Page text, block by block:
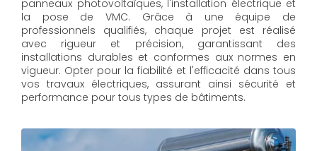
panneaux photovoltaïques, l'installation électrique et
la pose de VMC. Grâce à une équipe de
professionnels qualifiés, chaque projet est réalisé
avec rigueur et précision, garantissant des
installations durables et conformes aux normes en
vigueur. Opter pour la fiabilité et l'efficacité dans tous
vos travaux électriques, assurant ainsi sécurité et
performance pour tous types de bâtiments.